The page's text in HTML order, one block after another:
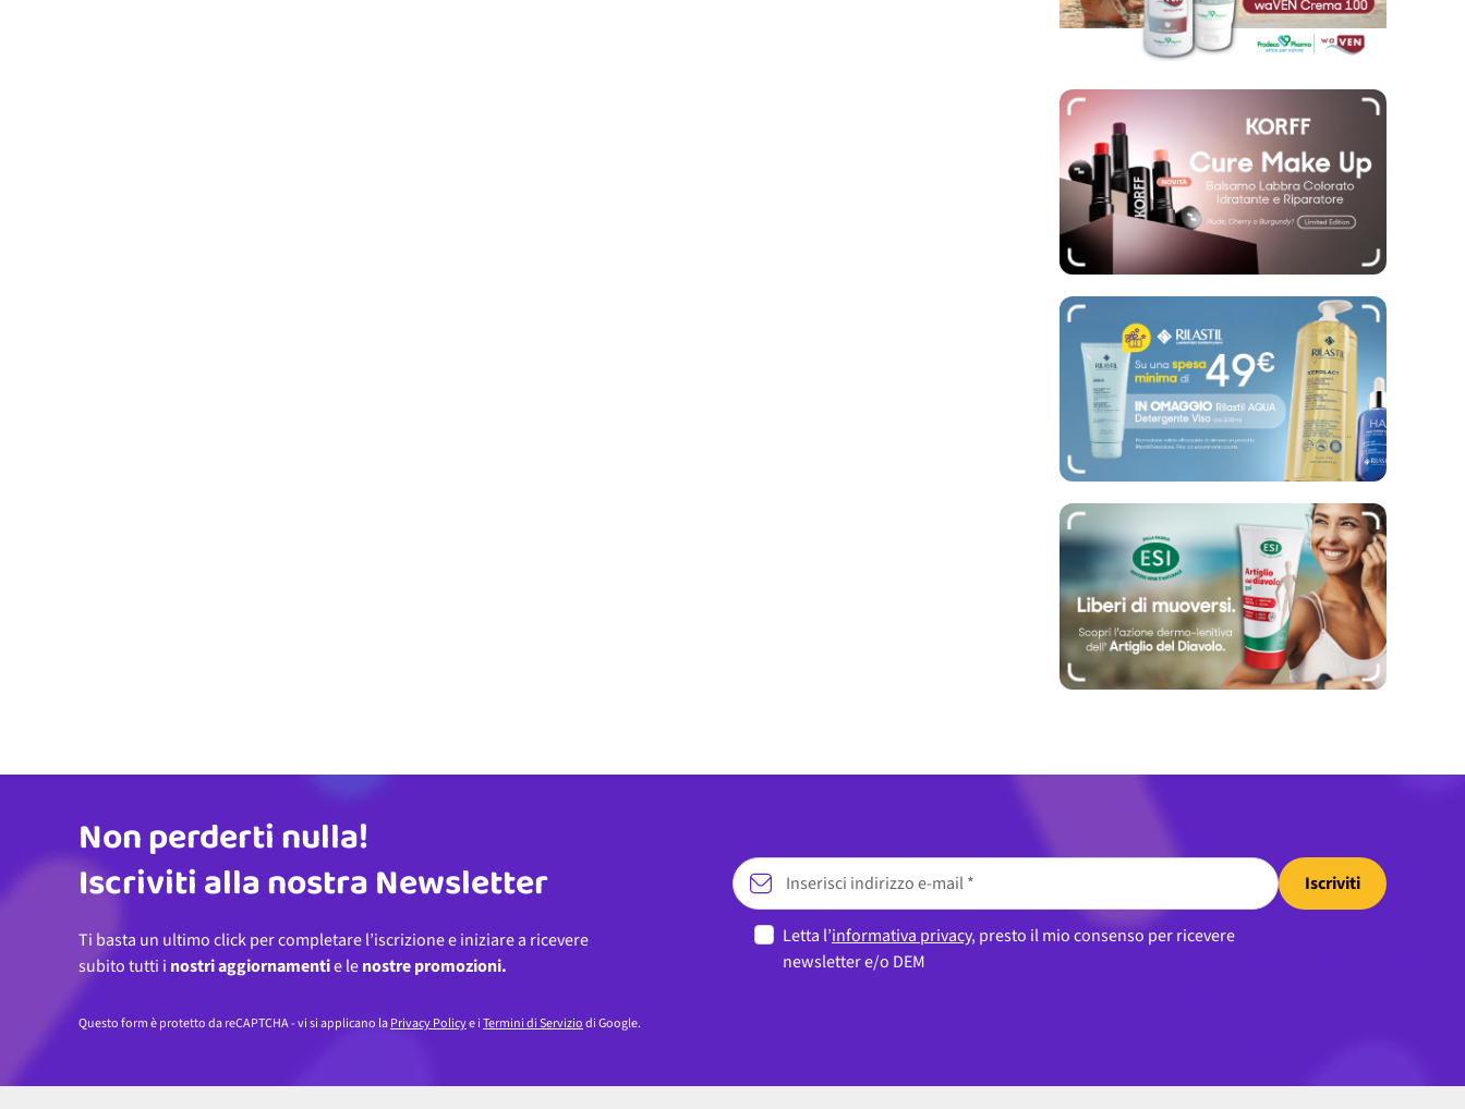
Indirizzo email
Non perderti nulla!
Iscriviti alla nostra Newsletter
Ti basta un ultimo click per completare l’iscrizione e iniziare a ricevere
subito tutti i nostri aggiornamentie lenostre promozioni.
Iscriviti
Letta l’informativa privacy, presto il mio consenso per ricevere
newsletter e/o DEM
Questo form è protetto da reCAPTCHA - vi si applicano laPrivacy Policye iTermini di Serviziodi Google.